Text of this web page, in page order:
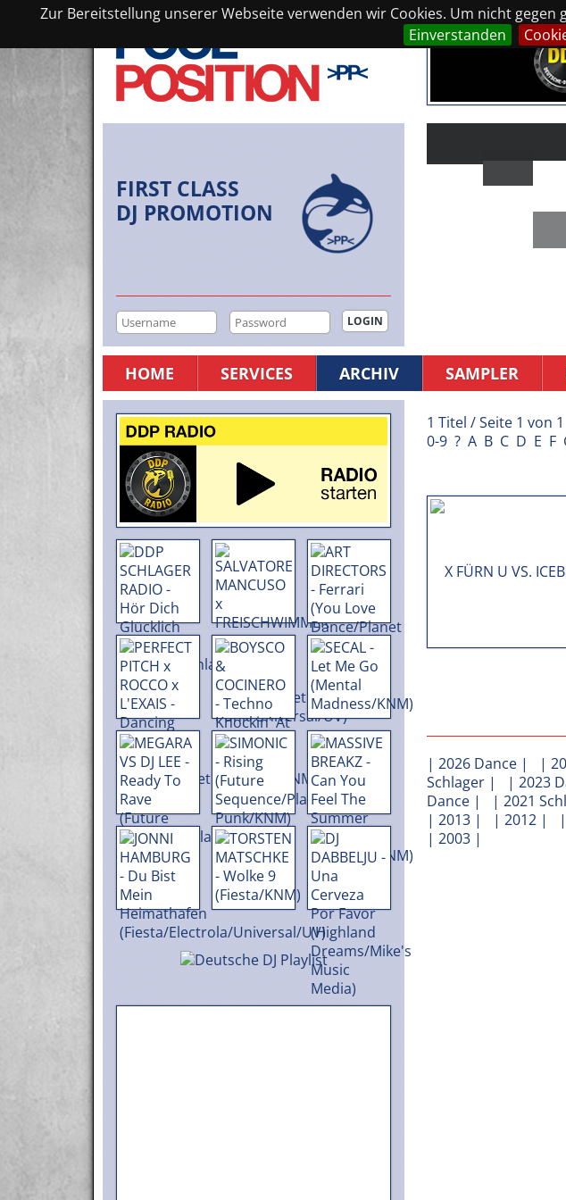
Zur Bereitstellung unserer Webseite verwenden wir Cookies. Um nicht
Einverstanden
FIRST CLASS
DJ PROMOTION
HOME SERVICES ARCHIV SAMPLER
1 Titel / Seite 1 von 1
0-9 ? A B C D E F
| 2026 Dance | |
Schlager | | 2023
Dance | | 2021
| 2013 | | 2012 | |
| 2003 |